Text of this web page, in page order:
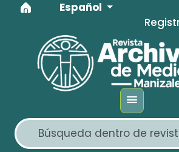
Ir al menú de navegación principal
Ir al contenido principal
Ir al pie de página del sitio
Idioma
Español